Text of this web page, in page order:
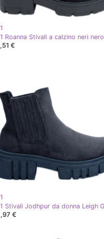
Roanna Stivali a calzino neri nero
€
€